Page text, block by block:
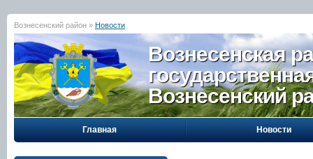
Вознесенский район » Новости
Вознесенская
Вознесенский
Главная Новости